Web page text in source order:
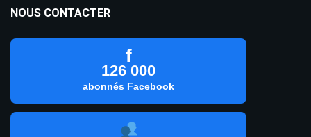
NOUS CONTACTER
f
126 000
abonnés Facebook